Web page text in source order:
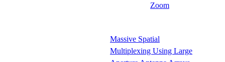
Zoom
Massive Spatial
Multiplexing Using Large